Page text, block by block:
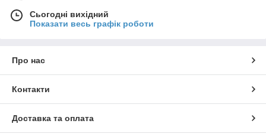
Сьогодні вихідний
Показати весь графік роботи
Про нас
Контакти
Доставка та оплата